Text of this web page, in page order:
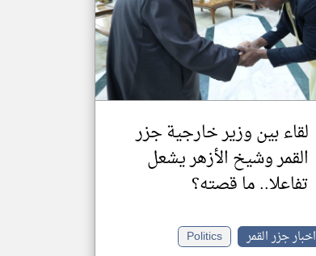
لقاء بين وزير خارجية جزر
القمر وشيخ الأزهر يشعل
تفاعلا.. ما قصته؟
اخبار جزر القمر
Politics